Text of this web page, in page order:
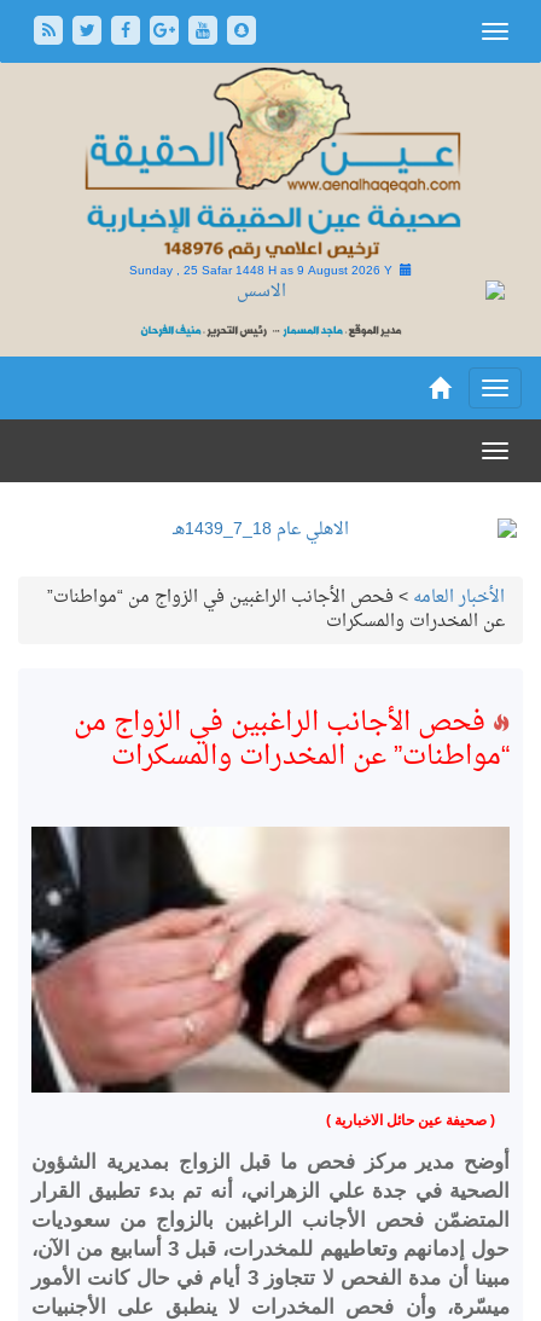
Sunday , 25 Safar 1448 H as9 August 2026 Y
الأخبار العامه>فحص الأجانب الراغبين في الزواج من “مواطنات”
عن المخدرات والمسكرات
فحص الأجانب الراغبين في الزواج من
“مواطنات” عن المخدرات والمسكرات
( صحيفة عين حائل الاخبارية )
أوضح مدير مركز فحص ما قبل الزواج بمديرية الشؤون
الصحية في جدة علي الزهراني، أنه تم بدء تطبيق القرار
المتضمّن فحص الأجانب الراغبين بالزواج من سعوديات
حول إدمانهم وتعاطيهم للمخدرات، قبل 3 أسابيع من الآن،
مبينا أن مدة الفحص لا تتجاوز 3 أيام في حال كانت الأمور
ميسّرة، وأن فحص المخدرات لا ينطبق على الأجنبيات